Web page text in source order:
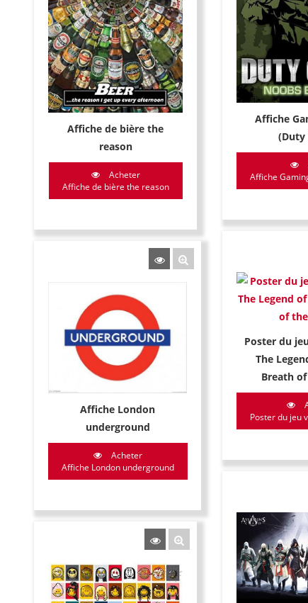
Affiche
(Duty
Affiche
Affiche de bière the
reason
Acheter
Affiche de bière the reason
Poster du
The
Breath
Poster du jeu
Affiche London
underground
Acheter
Affiche London underground